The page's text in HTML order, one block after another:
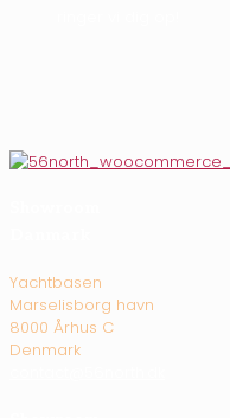
Yachtbasen
Marselisborg havn
8000 Århus C
Denmark